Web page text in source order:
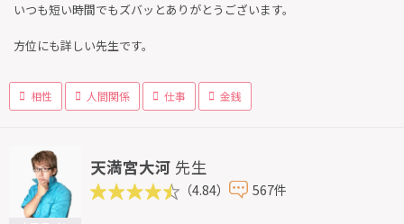
いつも短い時間でもズバッとありがとうございます。
方位にも詳しい先生です。
相性 人間関係 仕事 金銭
天満宮大河 先生
（4.84） 567件